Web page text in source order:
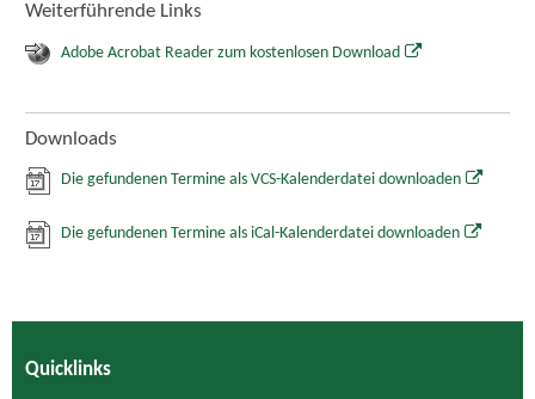
Weiterführende Links
Adobe Acrobat Reader zum kostenlosen Download
Downloads
Die gefundenen Termine als VCS-Kalenderdatei downloaden
Die gefundenen Termine als iCal-Kalenderdatei downloaden
Quicklinks